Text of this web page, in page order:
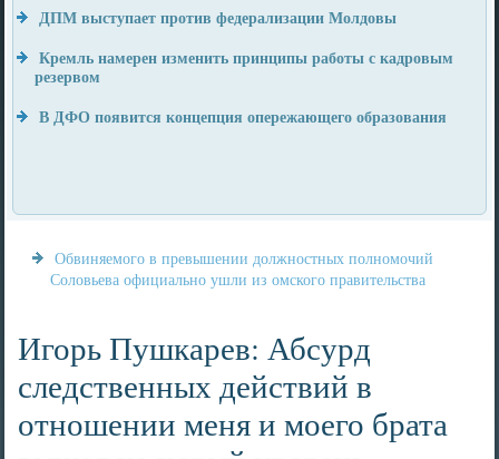
ДПМ выступает против федерализации Молдовы
Кремль намерен изменить принципы работы с кадровым
резервом
В ДФО появится концепция опережающего образования
Обвиняемого в превышении должностных полномочий
Соловьева официально ушли из омского правительства
Игорь Пушкарев: Абсурд
следственных действий в
отношении меня и моего брата